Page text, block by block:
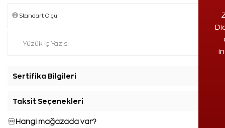
Sertifika Bilgileri
Taksit Seçenekleri
Hangi mağazada var?